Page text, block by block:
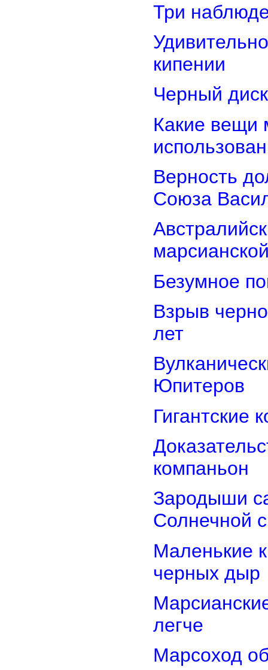
Три
кипении
Черный
Какие вещи
Верность
Союза
Безумное
Взрыв
лет
Юпитеров
Гигантские
компаньон
Зародыши
Солнечной
Маленькие
черных дыр
легче
Марсоход